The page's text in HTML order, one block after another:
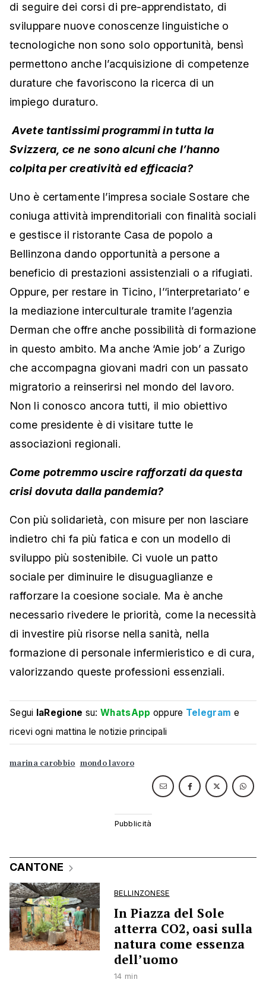
di seguire dei corsi di pre-apprendistato, di
sviluppare nuove conoscenze linguistiche o
tecnologiche non sono solo opportunità, bensì
permettono anche l’acquisizione di competenze
durature che favoriscono la ricerca di un
impiego duraturo.
Avete tantissimi programmi in tutta la
Svizzera, ce ne sono alcuni che l’hanno
colpita per creatività ed efficacia?
Uno è certamente l’impresa sociale Sostare che
coniuga attività imprenditoriali con finalità sociali
e gestisce il ristorante Casa de popolo a
Bellinzona dando opportunità a persone a
beneficio di prestazioni assistenziali o a rifugiati.
Oppure, per restare in Ticino, l’‘interpretariato’ e
la mediazione interculturale tramite l’agenzia
Derman che offre anche possibilità di formazione
in questo ambito. Ma anche ‘Amie job’ a Zurigo
che accompagna giovani madri con un passato
migratorio a reinserirsi nel mondo del lavoro.
Non li conosco ancora tutti, il mio obiettivo
come presidente è di visitare tutte le
associazioni regionali.
Come potremmo uscire rafforzati da questa
crisi dovuta dalla pandemia?
Con più solidarietà, con misure per non lasciare
indietro chi fa più fatica e con un modello di
sviluppo più sostenibile. Ci vuole un patto
sociale per diminuire le disuguaglianze e
rafforzare la coesione sociale. Ma è anche
necessario rivedere le priorità, come la necessità
di investire più risorse nella sanità, nella
formazione di personale infermieristico e di cura,
valorizzando queste professioni essenziali.
Segui laRegione su:WhatsApp oppure Telegram e
ricevi ogni mattina le notizie principali
marina carobbio mondo lavoro
CANTONE
BELLINZONESE
In Piazza del Sole
atterra CO2, oasi sulla
natura come essenza
dell’uomo
14 min